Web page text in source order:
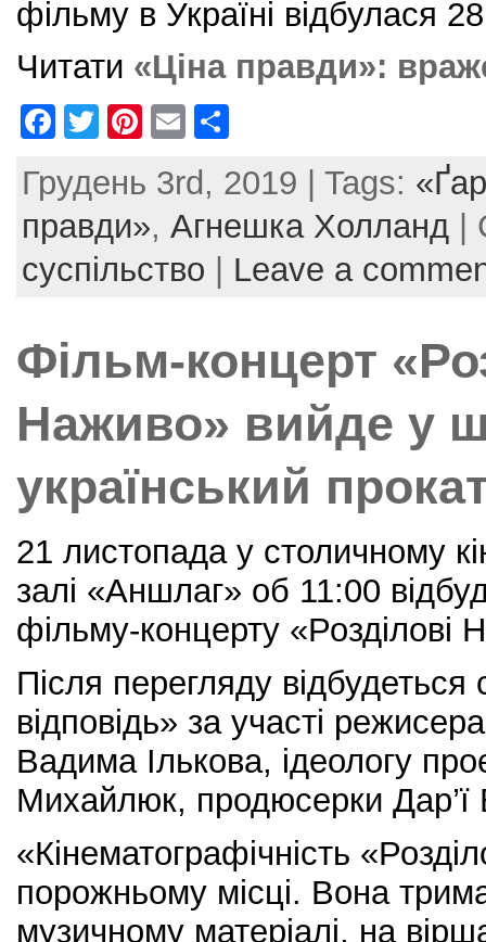
фільму в Україні відбулася
Читати «Ціна правди»:
F
c
e
b
k
T
itt
er
Pi
er
e
st
E
ai
l
ar
e
Грудень 3rd, 2019 | Tags:
правди», Агнешка Холланд |
суспільство
Leave a
Фільм-концерт
Наживо» вийде у
український
21 листопада у столичному
залі «Аншлаг» об 11:00
фільму-концерту «Розділові
Після перегляду відбудеться
відповідь» за участі
Вадима Ількова, ідеологу
Михайлюк, продюсерки Дар’ї
«Кінематографічність
порожньому місці. Вона
музичному матеріалі, на